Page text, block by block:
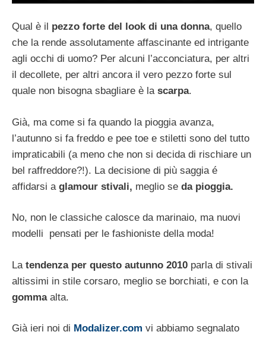
Qual è il pezzo forte del look di una donna, quello
che la rende assolutamente affascinante ed intrigante
agli occhi di uomo? Per alcuni l’acconciatura, per altri
il decollete, per altri ancora il vero pezzo forte sul
quale non bisogna sbagliare è la scarpa.
Già, ma come si fa quando la pioggia avanza,
l’autunno si fa freddo e pee toe e stiletti sono del tutto
impraticabili (a meno che non si decida di rischiare un
bel raffreddore?!). La decisione di più saggia é
affidarsi aglamour stivali, meglio se da pioggia.
No, non le classiche calosce da marinaio, ma nuovi
modelli pensati per le fashioniste della moda!
La tendenza per questo autunno 2010 parla di stivali
altissimi in stile corsaro, meglio se borchiati, e con la
gomma alta.
Già ieri noi di Modalizer.com vi abbiamo segnalato